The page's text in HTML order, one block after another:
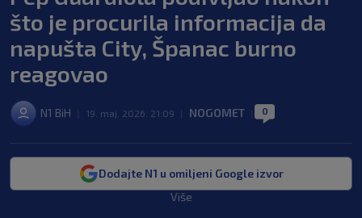
što je procurila informacija da
napušta City, Španac burno
reagovao
N1 BiH 19. maj. 2026. 21:09 NOGOMET 0
Dodajte N1 u omiljeni Google izvor
Više